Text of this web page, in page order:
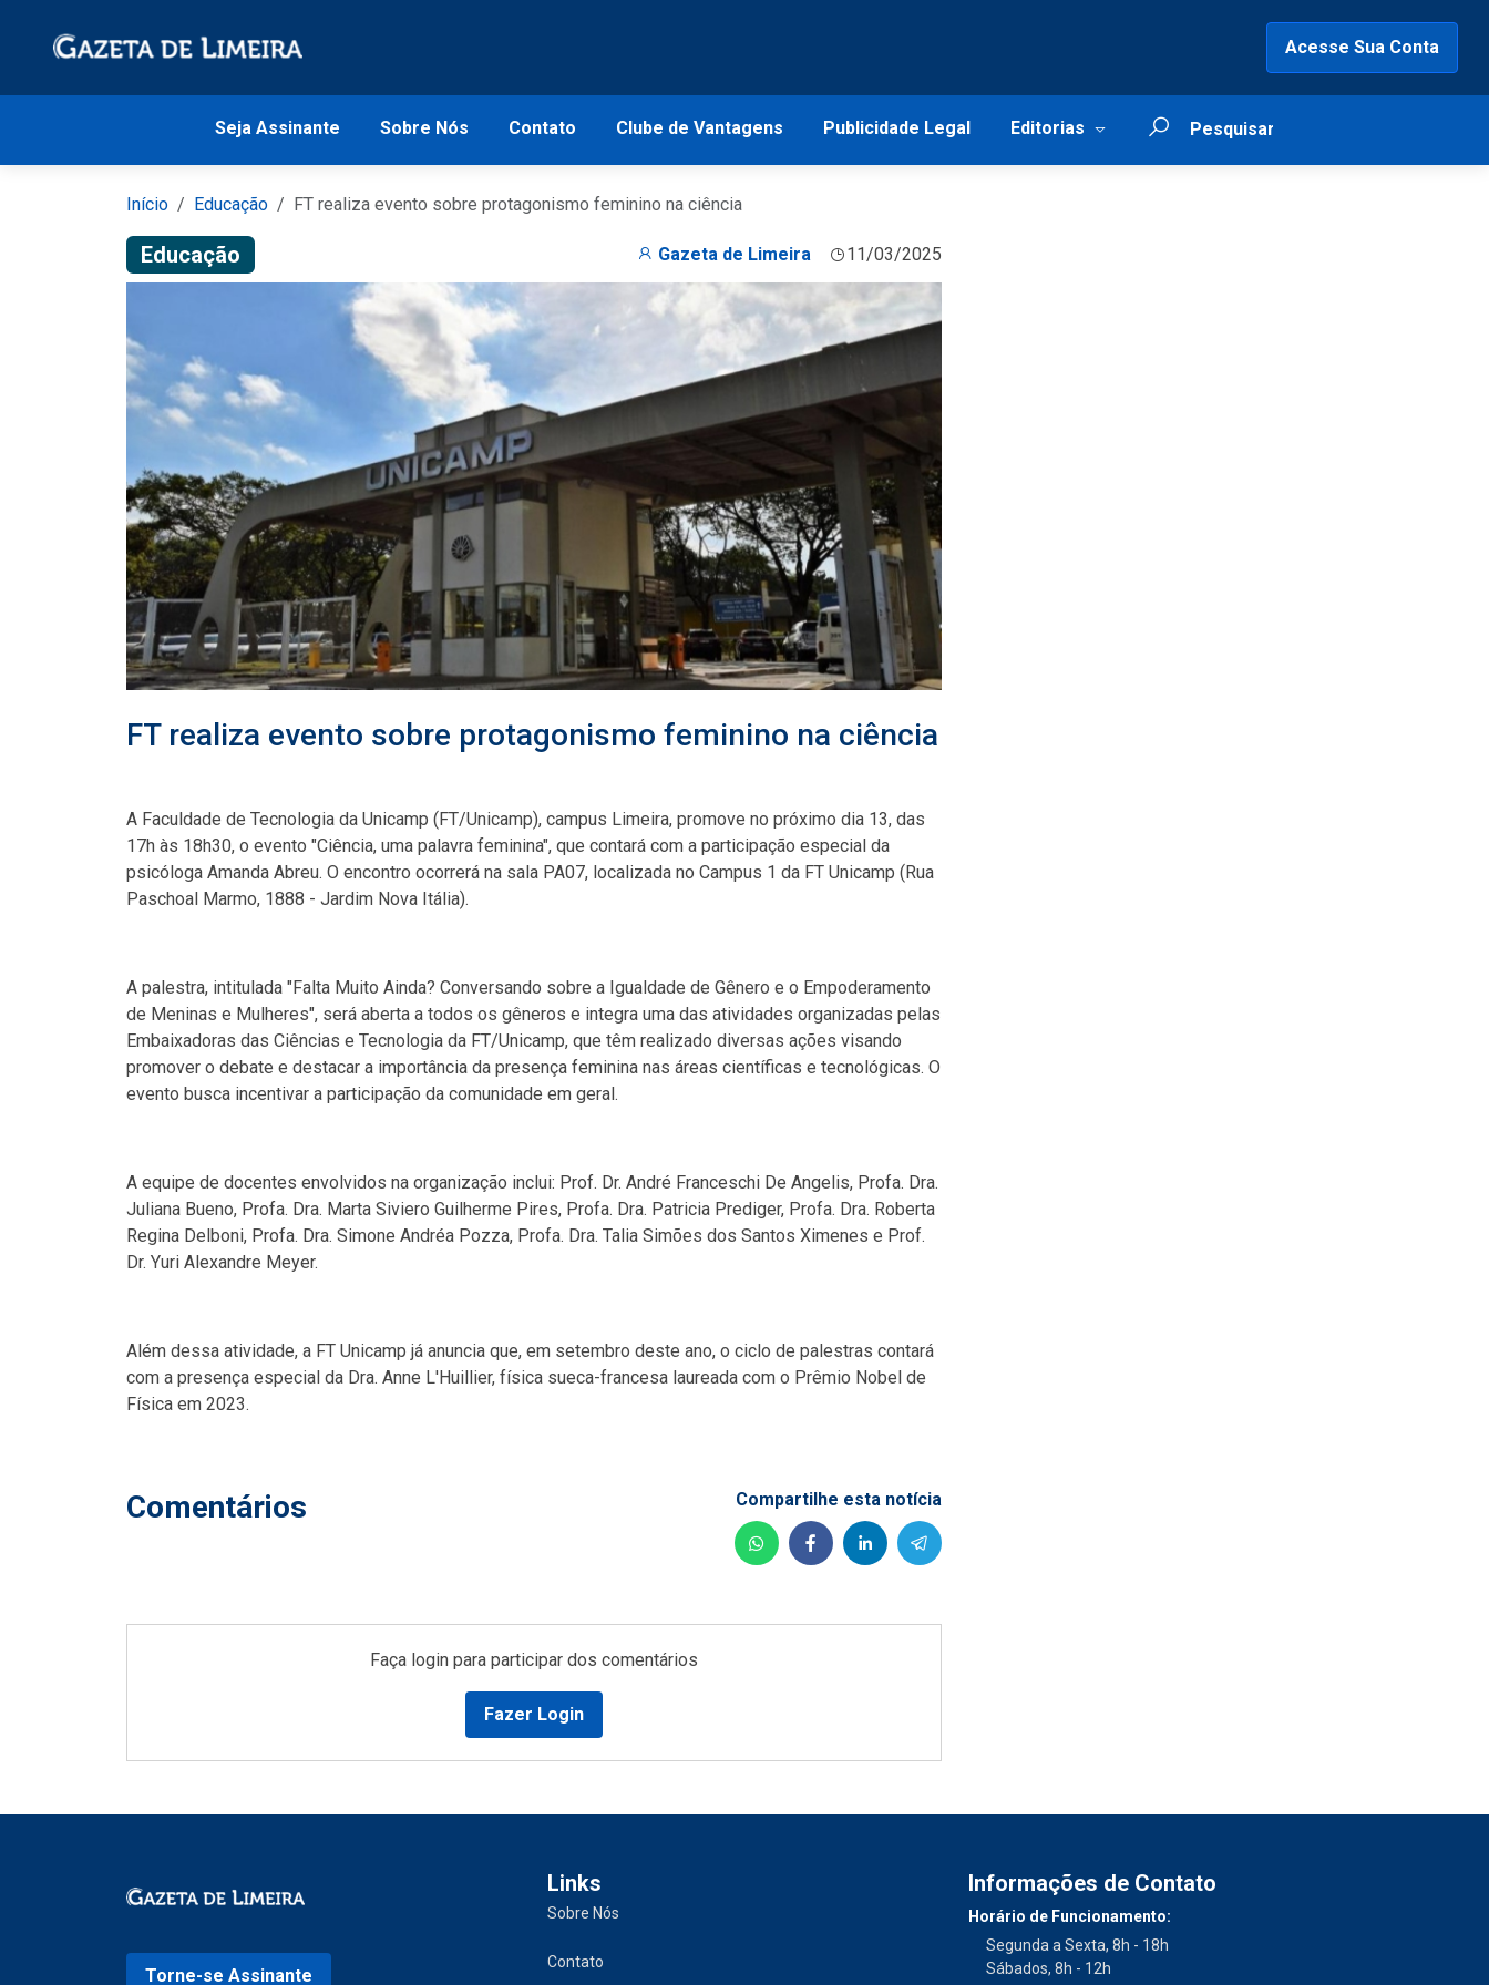
Acesse Sua Conta
Seja Assinante Sobre Nós Contato Clube de Vantagens Publicidade Legal Editorias
Início Educação FT realiza evento sobre protagonismo feminino na ciência
Educação Gazeta de Limeira 11/03/2025
FT realiza evento sobre protagonismo feminino na ciência
A Faculdade de Tecnologia da Unicamp (FT/Unicamp), campus Limeira, promove no próximo dia 13, das
17h às 18h30, o evento "Ciência, uma palavra feminina", que contará com a participação especial da
psicóloga Amanda Abreu. O encontro ocorrerá na sala PA07, localizada no Campus 1 da FT Unicamp (Rua
Paschoal Marmo, 1888 - Jardim Nova Itália).
A palestra, intitulada "Falta Muito Ainda? Conversando sobre a Igualdade de Gênero e o Empoderamento
de Meninas e Mulheres", será aberta a todos os gêneros e integra uma das atividades organizadas pelas
Embaixadoras das Ciências e Tecnologia da FT/Unicamp, que têm realizado diversas ações visando
promover o debate e destacar a importância da presença feminina nas áreas científicas e tecnológicas. O
evento busca incentivar a participação da comunidade em geral.
A equipe de docentes envolvidos na organização inclui: Prof. Dr. André Franceschi De Angelis, Profa. Dra.
Juliana Bueno, Profa. Dra. Marta Siviero Guilherme Pires, Profa. Dra. Patricia Prediger, Profa. Dra. Roberta
Regina Delboni, Profa. Dra. Simone Andréa Pozza, Profa. Dra. Talia Simões dos Santos Ximenes e Prof.
Dr. Yuri Alexandre Meyer.
Além dessa atividade, a FT Unicamp já anuncia que, em setembro deste ano, o ciclo de palestras contará
com a presença especial da Dra. Anne L'Huillier, física sueca-francesa laureada com o Prêmio Nobel de
Física em 2023.
Comentários Compartilhe esta notícia
Faça login para participar dos comentários
Fazer Login
Torne-se Assinante
Links
Sobre Nós
Contato
Informações de Contato
Horário de Funcionamento:
Segunda a Sexta, 8h - 18h
Sábados, 8h - 12h